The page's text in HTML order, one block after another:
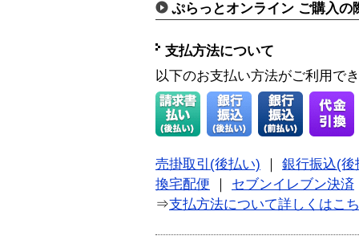
ぷらっとオンライン ご購入の
支払方法について
以下のお支払い方法がご利用で
売掛取引(後払い)
銀行振込(後
換宅配便
セブンイレブン決済
⇒支払方法について詳しくはこ